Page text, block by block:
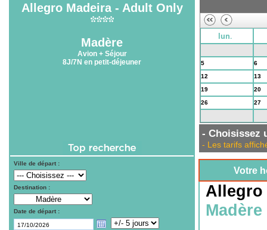
Allegro Madeira - Adult Only
Madère
Avion + Séjour
8J/7N en petit-déjeuner
Ville de départ :
Destination :
Date de départ :
lun.
5
6
12
13
19
20
26
27
- Choisissez
- Les tarifs
Votre
Allegro
Madère